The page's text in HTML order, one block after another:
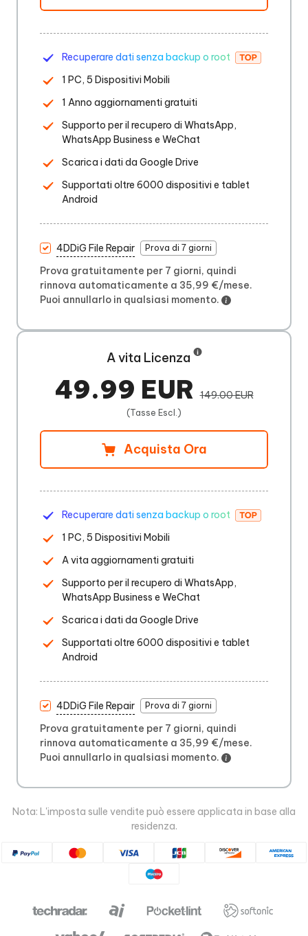
Recuperare dati senza backup o root
1 PC, 5 Dispositivi Mobili
1 Anno aggiornamenti gratuiti
Supporto per il recupero di WhatsApp,
WhatsApp Business e WeChat
Scarica i dati da Google Drive
Supportati oltre 6000 dispositivi e tablet
Android
4DDiG File Repair Prova di 7 giorni
Prova gratuitamente per 7 giorni, quindi
rinnova automaticamente a 35,99 €/mese.
Puoi annullarlo in qualsiasi momento.
A vita Licenza
49.99 EUR149.00 EUR
(Tasse Escl.)
Acquista Ora
Recuperare dati senza backup o root
1 PC, 5 Dispositivi Mobili
A vita aggiornamenti gratuiti
Supporto per il recupero di WhatsApp,
WhatsApp Business e WeChat
Scarica i dati da Google Drive
Supportati oltre 6000 dispositivi e tablet
Android
4DDiG File Repair Prova di 7 giorni
Prova gratuitamente per 7 giorni, quindi
rinnova automaticamente a 35,99 €/mese.
Puoi annullarlo in qualsiasi momento.
Nota: L'imposta sulle vendite può essere applicata in base alla
residenza.